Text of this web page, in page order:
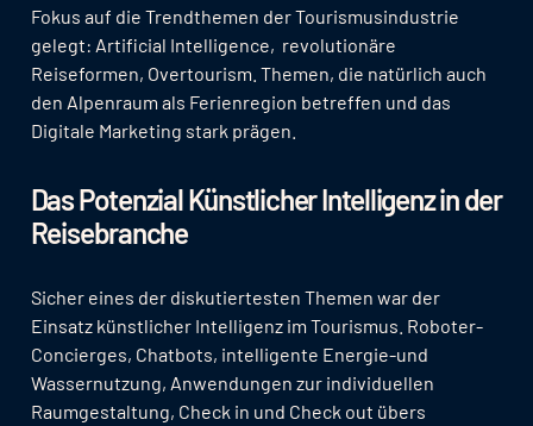
Fokus auf die Trendthemen der Tourismusindustrie
gelegt: Artificial Intelligence, revolutionäre
Reiseformen, Overtourism. Themen, die natürlich auch
den Alpenraum als Ferienregion betreffen und das
Digitale Marketing stark prägen.
Das Potenzial Künstlicher Intelligenz in der
Reisebranche
Sicher eines der diskutiertesten Themen war der
Einsatz künstlicher Intelligenz im Tourismus. Roboter-
Concierges, Chatbots, intelligente Energie-und
Wassernutzung, Anwendungen zur individuellen
Raumgestaltung, Check in und Check out übers